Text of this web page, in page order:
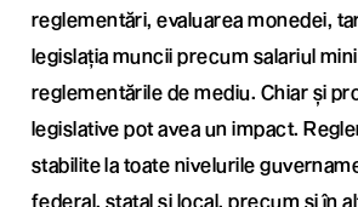
reglementări, evaluarea monedei,
legislația muncii precum salariul
reglementările de mediu. Chiar și
legislative pot avea un impact.
stabilite la toate nivelurile
federal, statal și local, precum și în